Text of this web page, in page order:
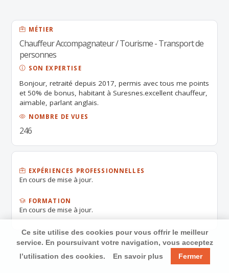
MÉTIER
Chauffeur Accompagnateur / Tourisme - Transport de
personnes
SON EXPERTISE
Bonjour, retraité depuis 2017, permis avec tous me points
et 50% de bonus, habitant à Suresnes.excellent chauffeur,
aimable, parlant anglais.
NOMBRE DE VUES
246
EXPÉRIENCES PROFESSIONNELLES
En cours de mise à jour.
FORMATION
En cours de mise à jour.
Ce site utilise des cookies pour vous offrir le meilleur
service. En poursuivant votre navigation, vous acceptez
l’utilisation des cookies.
En savoir plus Fermer